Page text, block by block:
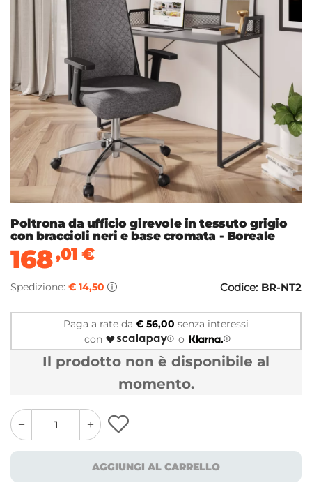
Poltrona da ufficio girevole in tessuto grigio
con braccioli neri e base cromata - Boreale
168,01 €
Spedizione: € 14,50 Codice: BR-NT2
Paga a rate da € 56,00 senza interessi
con
o
Il prodotto non è disponibile al
momento.
quantity
button
quantity
minus
button
AGGIUNGI AL CARRELLO